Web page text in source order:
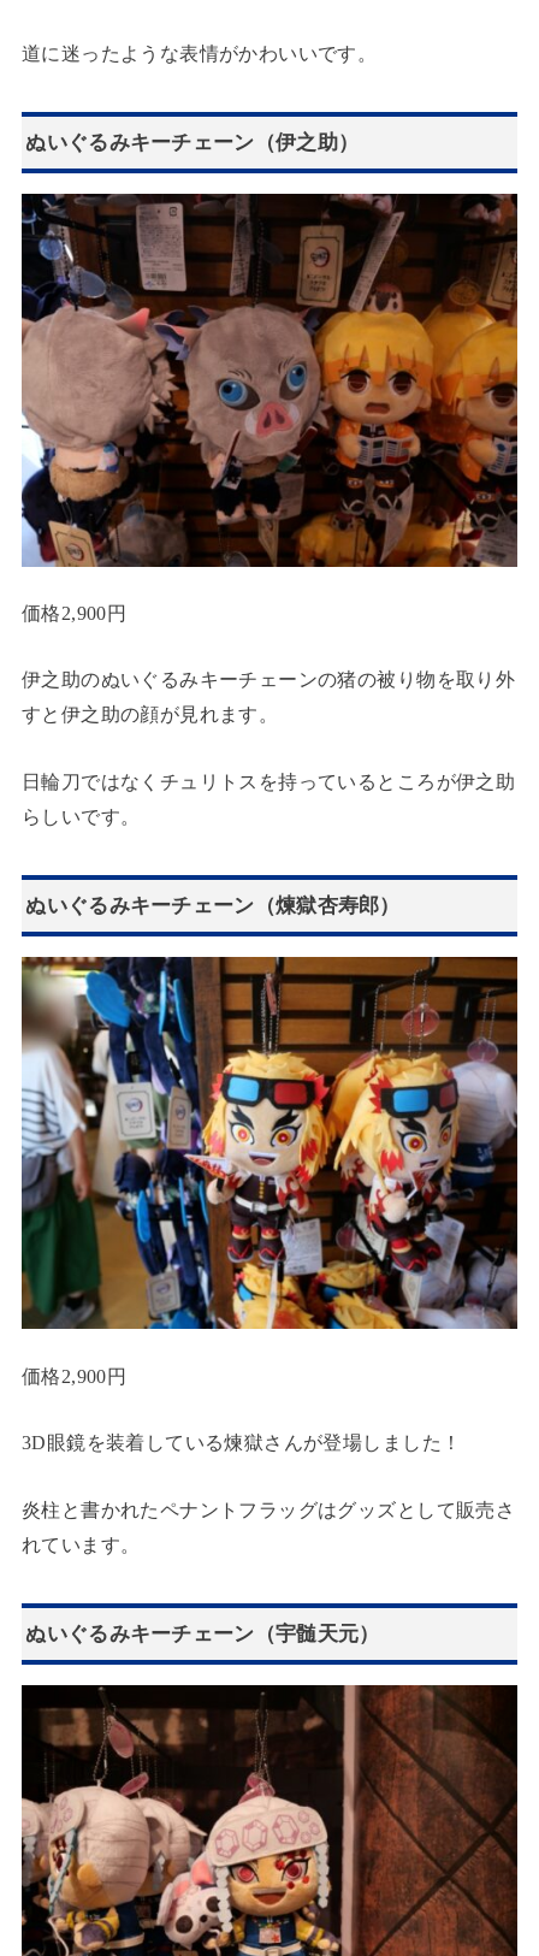
道に迷ったような表情がかわいいです。
ぬいぐるみキーチェーン（伊之助）
価格2,900円
伊之助のぬいぐるみキーチェーンの猪の被り物を取り外
すと伊之助の顔が見れます。
日輪刀ではなくチュリトスを持っているところが伊之助
らしいです。
ぬいぐるみキーチェーン（煉獄杏寿郎）
価格2,900円
3D眼鏡を装着している煉獄さんが登場しました！
炎柱と書かれたペナントフラッグはグッズとして販売さ
れています。
ぬいぐるみキーチェーン（宇髄天元）